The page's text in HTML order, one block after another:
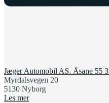
Jæger Automobil AS. Åsane 55
Myrdalsvegen 20
5130 Nyborg
Les mer